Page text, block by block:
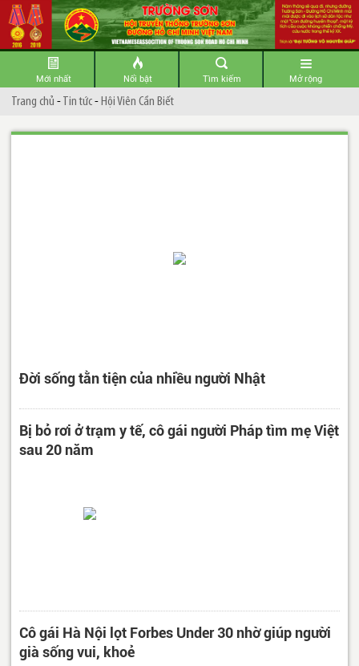
Mới nhất Nổi bật Tìm kiếm Mở rộng
Trang chủ -Tin tức- Hội Viên Cần Biết
Đời sống tằn tiện của nhiều người Nhật
Bị bỏ rơi ở trạm y tế, cô gái người Pháp tìm mẹ Việt
sau 20 năm
Cô gái Hà Nội lọt Forbes Under 30 nhờ giúp người
già sống vui, khoẻ